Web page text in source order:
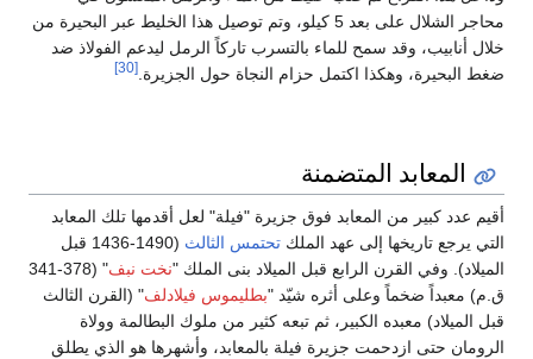
محاجر الشلال على بعد 5 كيلو، وتم توصيل هذا الخليط عبر البحيرة من
خلال أنابيب، وقد سمح للماء بالتسرب تاركاً الرمل ليدعم الفولاذ ضد
ضغط البحيرة، وهكذا اكتمل حزام النجاة حول الجزيرة. [30]
المعابد المتضمنة
أقيم عدد كبير من المعابد فوق جزيرة "فيلة" لعل أقدمها تلك المعابد
التي يرجع تاريخها إلى عهد الملك تحتمس الثالث
(1490-1436 قبل
الميلاد). وفي القرن الرابع قبل الميلاد بنى الملك "نخت نبف
" (378-341
ق.م) معبداً ضخماً وعلى أثره شيّد "بطليموس فيلادلف" (القرن الثالث
قبل الميلاد) معبده الكبير، ثم تبعه كثير من ملوك البطالمة وولاة
الرومان حتى ازدحمت جزيرة فيلة بالمعابد، وأشهرها هو الذي يطلق